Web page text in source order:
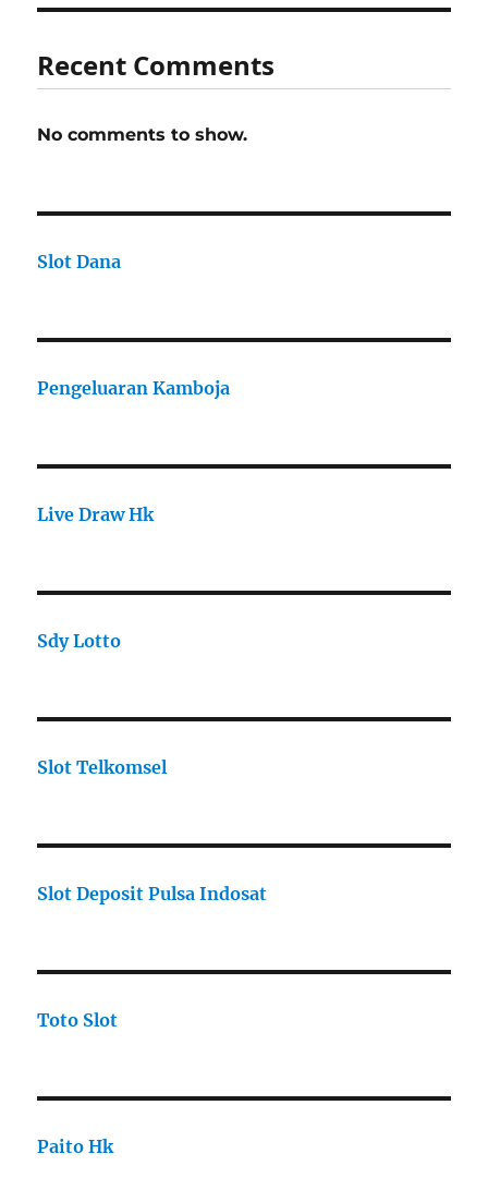
Recent Comments
No comments to show.
Slot Dana
Pengeluaran Kamboja
Live Draw Hk
Sdy Lotto
Slot Telkomsel
Slot Deposit Pulsa Indosat
Toto Slot
Paito Hk